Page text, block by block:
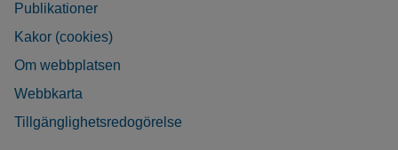
Publikationer
Kakor (cookies)
Om webbplatsen
Webbkarta
Tillgänglighetsredogörelse